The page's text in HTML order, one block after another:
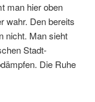
man hier oben
wahr. Den bereits
nicht. Man sieht
Stadt-
Die Ruhe